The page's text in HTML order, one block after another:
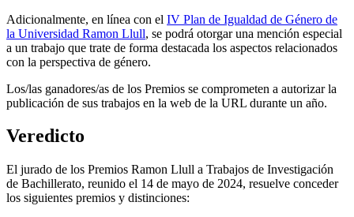
Adicionalmente, en línea con el IV Plan de Igualdad de Género de
la Universidad Ramon Llull, se podrá otorgar una mención especial
a un trabajo que trate de forma destacada los aspectos relacionados
con la perspectiva de género.
Los/las ganadores/as de los Premios se comprometen a autorizar la
publicación de sus trabajos en la web de la URL durante un año.
Veredicto
El jurado de los Premios Ramon Llull a Trabajos de Investigación
de Bachillerato, reunido el 14 de mayo de 2024, resuelve conceder
los siguientes premios y distinciones: